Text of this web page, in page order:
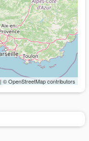
| © OpenStreetMap contributors